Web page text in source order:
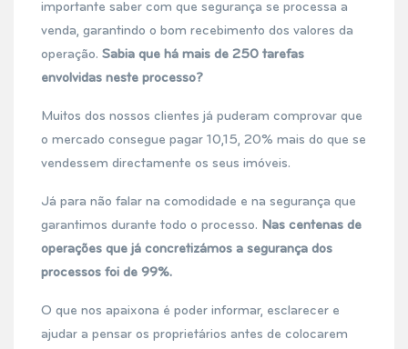
importante saber com que segurança se processa a
venda, garantindo o bom recebimento dos valores da
operação. Sabia que há mais de 250 tarefas
envolvidas neste processo?
Muitos dos nossos clientes já puderam comprovar que
o mercado consegue pagar 10,15, 20% mais do que se
vendessem directamente os seus imóveis.
Já para não falar na comodidade e na segurança que
garantimos durante todo o processo. Nas centenas de
operações que já concretizámos a segurança dos
processos foi de 99%.
O que nos apaixona é poder informar, esclarecer e
ajudar a pensar os proprietários antes de colocarem